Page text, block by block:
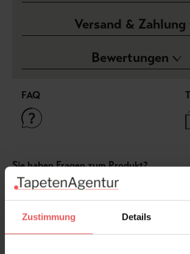
Zustimmung Details
Versand & Zahlung
Bewertungen
FAQ
Sie haben Fragen zum Produkt?
Frage stellen
+49 (0)221 932 81 82